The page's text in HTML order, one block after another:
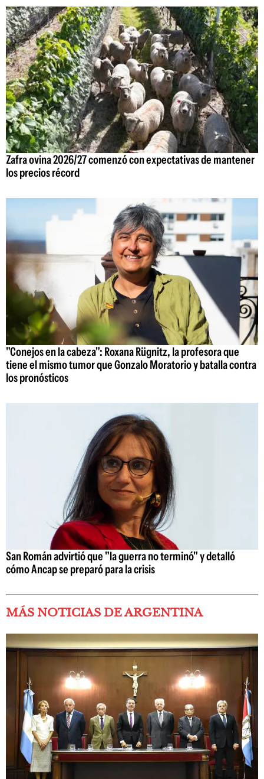
Zafra ovina 2026/27 comenzó con expectativas de mantener
los precios récord
"Conejos en la cabeza": Roxana Rügnitz, la profesora que
tiene el mismo tumor que Gonzalo Moratorio y batalla contra
los pronósticos
San Román advirtió que "la guerra no terminó" y detalló
cómo Ancap se preparó para la crisis
MÁS NOTICIAS DE ARGENTINA